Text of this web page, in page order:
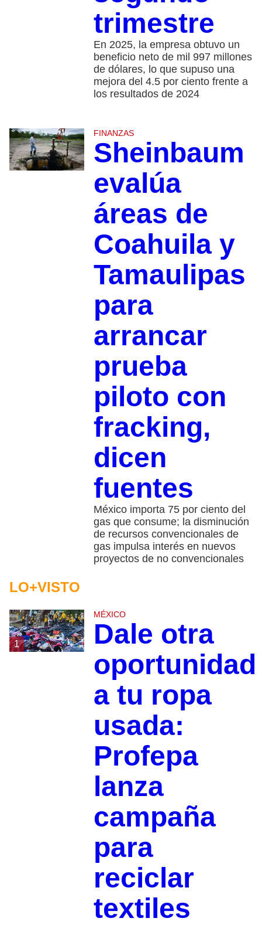
trimestre
En 2025, la empresa obtuvo un
beneficio neto de mil 997 millones
de dólares, lo que supuso una
mejora del 4.5 por ciento frente a
los resultados de 2024
FINANZAS
Sheinbaum
evalúa
áreas de
Coahuila y
Tamaulipas
para
arrancar
prueba
piloto con
fracking,
dicen
fuentes
México importa 75 por ciento del
gas que consume; la disminución
de recursos convencionales de
gas impulsa interés en nuevos
proyectos de no convencionales
LO+VISTO
1
MÉXICO
Dale otra
oportunidad
a tu ropa
usada:
Profepa
lanza
campaña
para
reciclar
textiles